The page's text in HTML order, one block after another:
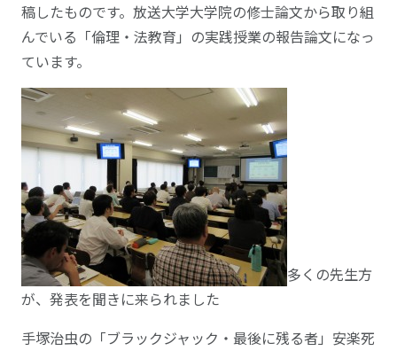
稿したものです。放送大学大学院の修士論文から取り組
んでいる「倫理・法教育」の実践授業の報告論文になっ
ています。
多くの先生方
が、発表を聞きに来られました
手塚治虫の「ブラックジャック・最後に残る者」安楽死